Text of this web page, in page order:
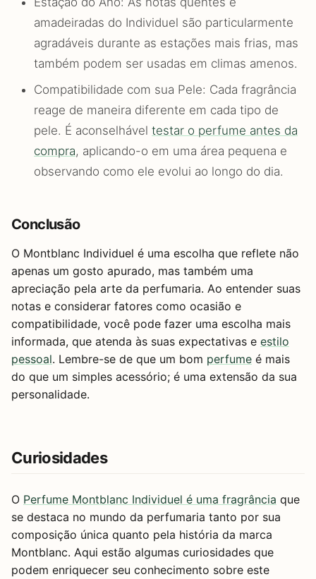
amadeiradas do Individuel são particularmente
agradáveis durante as estações mais frias, mas
também podem ser usadas em climas amenos.
Compatibilidade com sua Pele: Cada fragrância
reage de maneira diferente em cada tipo de
pele. É aconselhável testar o perfume antes da
compra, aplicando-o em uma área pequena e
observando como ele evolui ao longo do dia.
Conclusão
O Montblanc Individuel é uma escolha que reflete não
apenas um gosto apurado, mas também uma
apreciação pela arte da perfumaria. Ao entender suas
notas e considerar fatores como ocasião e
compatibilidade, você pode fazer uma escolha mais
informada, que atenda às suas expectativas e estilo
pessoal. Lembre-se de que um bom perfume é mais
do que um simples acessório; é uma extensão da sua
personalidade.
Curiosidades
O Perfume Montblanc Individuel é uma fragrância que
se destaca no mundo da perfumaria tanto por sua
composição única quanto pela história da marca
Montblanc. Aqui estão algumas curiosidades que
podem enriquecer seu conhecimento sobre este